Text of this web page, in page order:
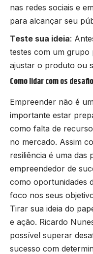
nas redes sociais e
para alcançar seu
Teste sua ideia:
testes com um grupo
ajustar o produto ou
Como lidar com os
Empreender não é
importante estar
como falta de
no mercado. Assim
resiliência é uma das
empreendedor de
como oportunidades
foco nos seus
Tirar sua ideia do
e ação. Ricardo
possível superar
sucesso com